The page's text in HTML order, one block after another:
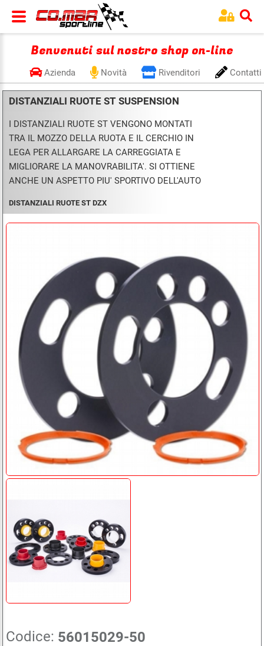
Benvenuti sul nostro shop on-line
Azienda Novità Rivenditori Contatti
DISTANZIALI RUOTE ST SUSPENSION
I DISTANZIALI RUOTE ST VENGONO MONTATI
TRA IL MOZZO DELLA RUOTA E IL CERCHIO IN
LEGA PER ALLARGARE LA CARREGGIATA E
MIGLIORARE LA MANOVRABILITA'. SI OTTIENE
ANCHE UN ASPETTO PIU' SPORTIVO DELL'AUTO
DISTANZIALI RUOTE ST DZX
Codice: 56015029-50